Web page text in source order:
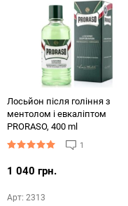
Лосьйон після гоління з
ментолом і евкаліптом
PRORASO, 400 ml
1
1 040 грн.
Арт: 2313